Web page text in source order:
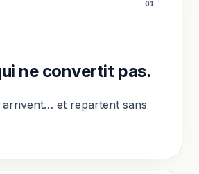
01
ne convertit pas.
arrivent… et repartent sans